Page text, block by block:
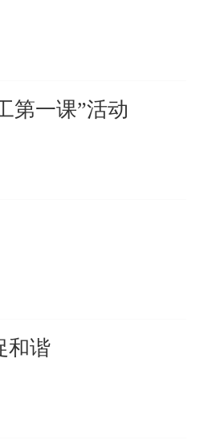
第一课”活动
和谐